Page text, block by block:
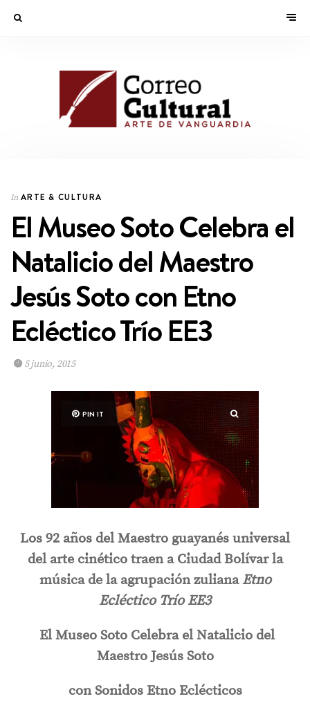
In ARTE & CULTURA
El Museo Soto Celebra el
Natalicio del Maestro
Jesús Soto con Etno
Ecléctico Trío EE3
5 junio, 2015
PIN IT
Los 92 años del Maestro guayanés universal
del arte cinético traen a Ciudad Bolívar la
música de la agrupación zuliana Etno
Ecléctico Trío EE3
El Museo Soto Celebra el Natalicio del
Maestro Jesús Soto
con Sonidos Etno Eclécticos